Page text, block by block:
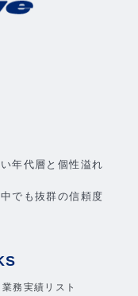
年代層と個性溢れ
でも抜群の信頼度
務実績リスト